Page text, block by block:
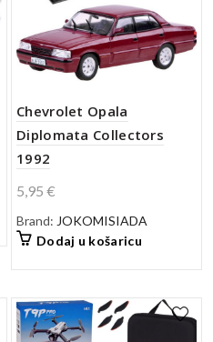
Chevrolet Opala
Diplomata Collectors
1992
5,95€
Brand: JOKOMISIADA
Dodaj u košaricu